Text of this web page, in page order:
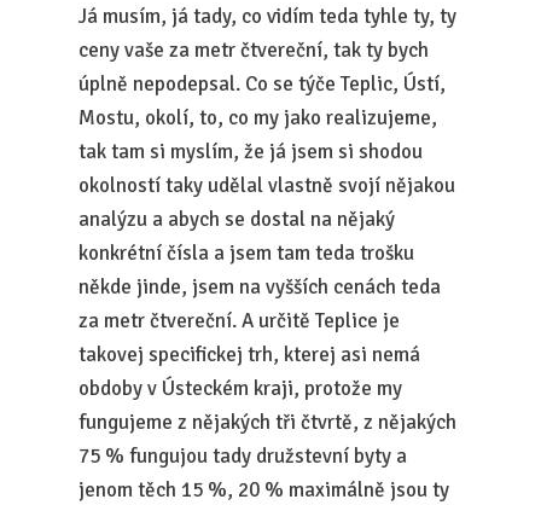
Já musím, já tady, co vidím teda tyhle ty, ty
ceny vaše za metr čtvereční, tak ty bych
úplně nepodepsal. Co se týče Teplic, Ústí,
Mostu, okolí, to, co my jako realizujeme,
tak tam si myslím, že já jsem si shodou
okolností taky udělal vlastně svojí nějakou
analýzu a abych se dostal na nějaký
konkrétní čísla a jsem tam teda trošku
někde jinde, jsem na vyšších cenách teda
za metr čtvereční. A určitě Teplice je
takovej specifickej trh, kterej asi nemá
obdoby v Ústeckém kraji, protože my
fungujeme z nějakých tři čtvrtě, z nějakých
75 % fungujou tady družstevní byty a
jenom těch 15 %, 20 % maximálně jsou ty